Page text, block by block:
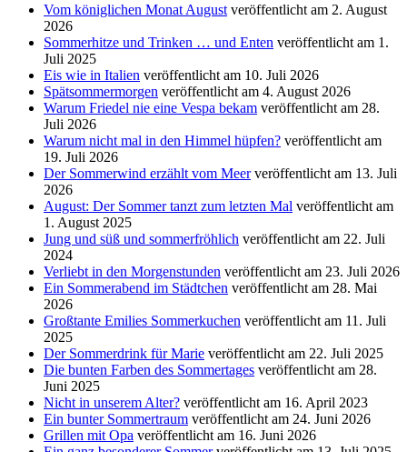
Vom königlichen Monat August veröffentlicht am 2. August
2026
Sommerhitze und Trinken … und Enten veröffentlicht am 1.
Juli 2025
Eis wie in Italien veröffentlicht am 10. Juli 2026
Spätsommermorgen veröffentlicht am 4. August 2026
Warum Friedel nie eine Vespa bekam veröffentlicht am 28.
Juli 2026
Warum nicht mal in den Himmel hüpfen? veröffentlicht am
19. Juli 2026
Der Sommerwind erzählt vom Meer veröffentlicht am 13. Juli
2026
August: Der Sommer tanzt zum letzten Mal veröffentlicht am
1. August 2025
Jung und süß und sommerfröhlich veröffentlicht am 22. Juli
2024
Verliebt in den Morgenstunden veröffentlicht am 23. Juli 2026
Ein Sommerabend im Städtchen veröffentlicht am 28. Mai
2026
Großtante Emilies Sommerkuchen veröffentlicht am 11. Juli
2025
Der Sommerdrink für Marie veröffentlicht am 22. Juli 2025
Die bunten Farben des Sommertages veröffentlicht am 28.
Juni 2025
Nicht in unserem Alter? veröffentlicht am 16. April 2023
Ein bunter Sommertraum veröffentlicht am 24. Juni 2026
Grillen mit Opa veröffentlicht am 16. Juni 2026